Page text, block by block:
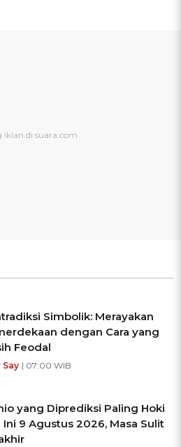
Simbolik: Merayakan
dengan Cara yang
Feodal
Say | 07:00 WIB
yang Diprediksi Paling Hoki
Ini 9 Agustus 2026, Masa Sulit